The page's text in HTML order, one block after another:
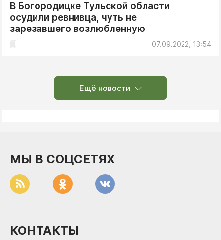
В Богородицке Тульской области
осудили ревнивца, чуть не
зарезавшего возлюбленную
07.09.2022, 13:54
Ещё новости
МЫ В СОЦСЕТЯХ
КОНТАКТЫ